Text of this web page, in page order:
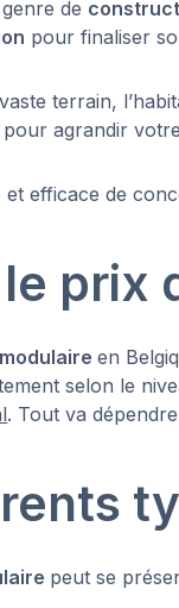
de
pour finaliser
terrain,
agrandir votre
et efficace de
prix
en
selon le
. Tout va
peut se